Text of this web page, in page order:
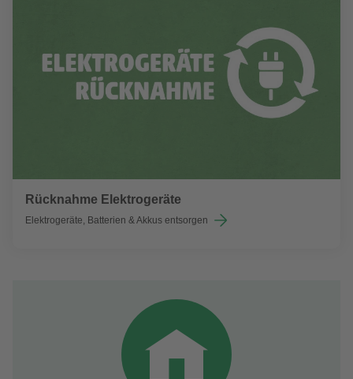
Rücknahme Elektrogeräte
Elektrogeräte, Batterien & Akkus entsorgen